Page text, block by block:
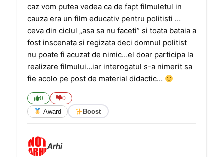
caz vom putea vedea ca de fapt filmuletul in
cauza era un film educativ pentru politisti …
ceva din ciclul „asa sa nu faceti” si toata bataia a
fost inscenata si regizata deci domnul politist
nu poate fi acuzat de nimic…el doar participa la
realizare filmului…iar interogatul s-a nimerit sa
fie acolo pe post de material didactic…
0 0
Award Boost
Arhi